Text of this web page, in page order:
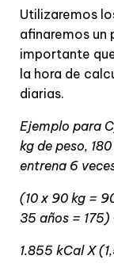
Utilizaremos
afinaremos un
importante
la hora de
diarias.
Ejemplo para
kg de peso,
entrena 6
(10 x 90 kg =
35 años = 175)
1.855 kCal X